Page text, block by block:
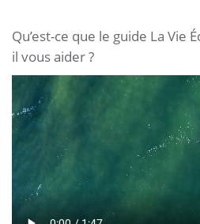
Qu’est-ce que le guide La Vie
il vous aider ?